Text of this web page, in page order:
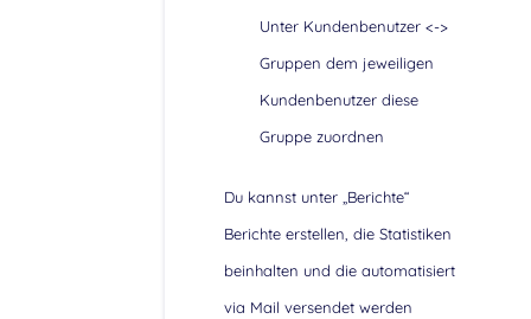
Unter Kundenbenutzer <->
Gruppen dem jeweiligen
Kundenbenutzer diese
Gruppe zuordnen
Du kannst unter „Berichte“
Berichte erstellen, die Statistiken
beinhalten und die automatisiert
via Mail versendet werden